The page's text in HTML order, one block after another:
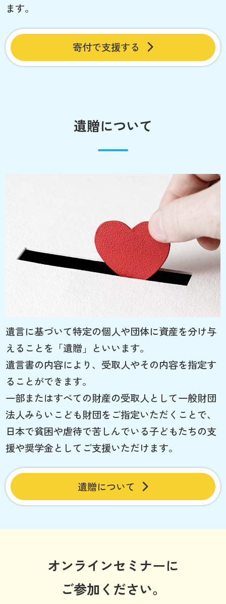
ます。
寄付で支援する
遺贈について
遺言に基づいて特定の個人や団体に資産を分け与
えることを「遺贈」といいます。
遺言書の内容により、受取人やその内容を指定す
ることができます。
一部またはすべての財産の受取人として一般財団
法人みらいこども財団をご指定いただくことで、
日本で貧困や虐待で苦しんでいる子どもたちの支
援や奨学金としてご支援いただけます。
遺贈について
オンラインセミナーに
ご参加ください。